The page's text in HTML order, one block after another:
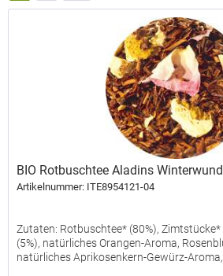
BIO Rotbuschtee Aladins
Artikelnummer: ITE8954121-04
Zutaten: Rotbuschtee* (80%), Zimtstücke*
(5%), natürliches Orangen-Aroma,
natürliches Aprikosenkern-Gewürz-